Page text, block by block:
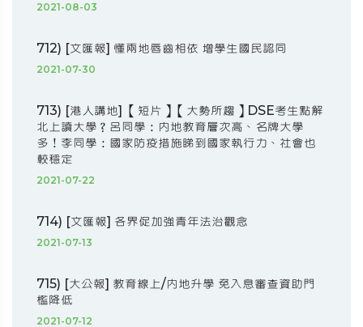
2021-08-03
712) [文匯報] 懂兩地唇齒相依 增學生國民認同
2021-07-30
713) [港人講地] 【短片】【大勢所趨】DSE考生點解
北上讀大學？呂同學：內地教育層次高、名牌大學
多！李同學：國家防疫措施睇到國家執行力、社會也
較穩定
2021-07-22
714) [文匯報] 各界促加強青年法治觀念
2021-07-13
715) [大公報] 教育線上/內地升學 免入息審查資助門
檻降低
2021-07-12